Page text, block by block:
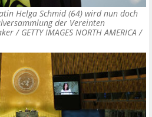
Helga Schmid (64) wird nun doch
der Vereinten
/ GETTY IMAGES NORTH AMERICA /